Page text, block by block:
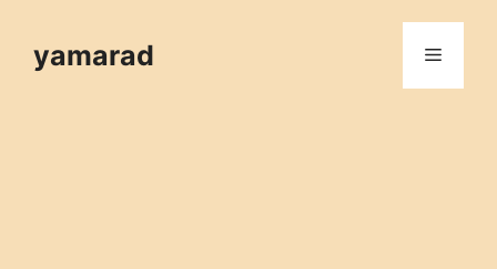
yamarad 메